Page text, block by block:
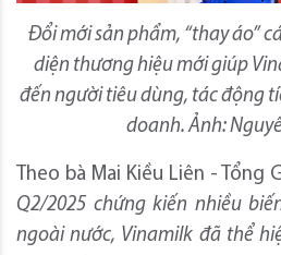
Đổi mới sản phẩm, “thay áo”
diện thương hiệu mới giúp
đến người tiêu dùng, tác động
doanh. Ảnh:
Theo bà Mai Kiều Liên - Tổng
Q2/2025 chứng kiến nhiều
ngoài nước, Vinamilk đã thể